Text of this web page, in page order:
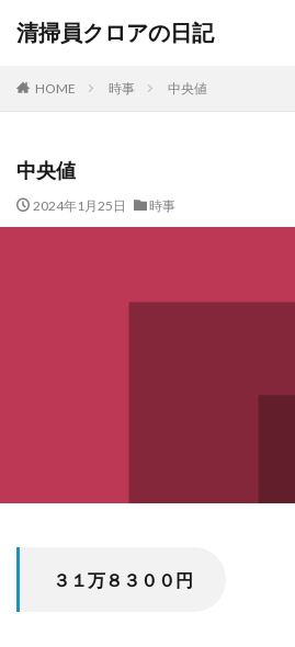
清掃員クロアの日記
HOME 時事 中央値
中央値
2024年1月25日 時事
３１万８３００円